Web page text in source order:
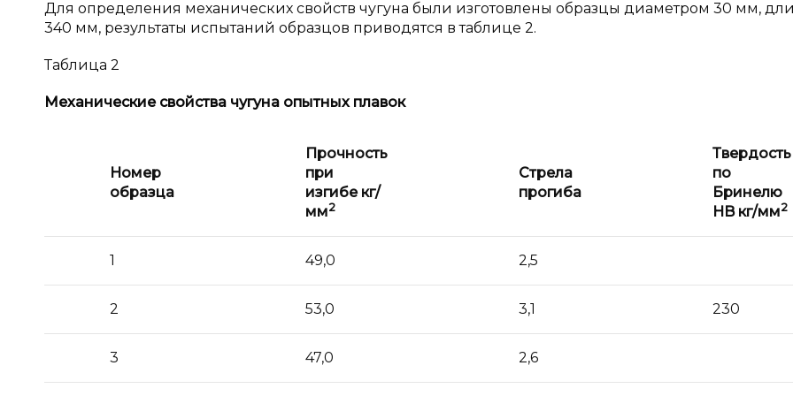
Для определения механических свойств чугуна были изготовлены образцы диаметром 30 мм,
340 мм, результаты испытаний образцов приводятся в таблице 2.
Таблица 2
Механические свойства чугуна опытных плавок
Номер
образца
Прочность
при
изгибе кг/
мм2
Стрела
прогиба
Твердость
по
Бринелю
HB кг/мм2
1 49,0 2,5
2 53,0 3,1 230
3 47,0 2,6